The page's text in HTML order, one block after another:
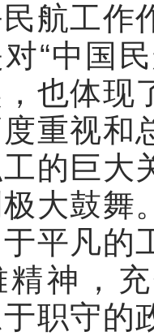
航工作
“中国
也体现
重视和
的巨大
大鼓舞
平凡的
精神，
职守的